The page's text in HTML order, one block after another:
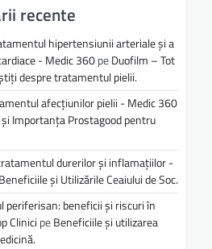
recente
hipertensiunii arteriale și a
- Medic 360peDuofilm – Tot
despre tratamentul pielii.
afecțiunilor pielii - Medic 360
Importanța Prostagood pentru
durerilor și inflamațiilor -
Beneficiile și Utilizările Ceaiului de Soc.
periferisan: beneficii și riscuri în
Clinici peBeneficiile și utilizarea